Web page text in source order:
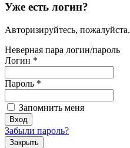
Уже есть логин?
Авторизируйтесь, пожалуйста.
Неверная пара логин/пароль
Логин *
Пароль *
Запомнить меня
Забыли пароль?
Закрыть